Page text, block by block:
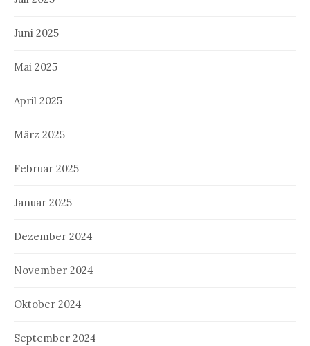
Juni 2025
Mai 2025
April 2025
März 2025
Februar 2025
Januar 2025
Dezember 2024
November 2024
Oktober 2024
September 2024